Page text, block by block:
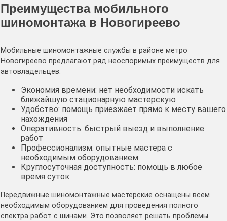
Преимущества мобильного
шиномонтажа в Новогиреево
Мобильные шиномонтажные службы в районе метро
Новогиреево предлагают ряд неоспоримых преимуществ для
автовладельцев:
Экономия времени: нет необходимости искать
ближайшую стационарную мастерскую
Удобство: помощь приезжает прямо к месту вашего
нахождения
Оперативность: быстрый выезд и выполнение
работ
Профессионализм: опытные мастера с
необходимым оборудованием
Круглосуточная доступность: помощь в любое
время суток
Передвижные шиномонтажные мастерские оснащены всем
необходимым оборудованием для проведения полного
спектра работ с шинами. Это позволяет решать проблемы